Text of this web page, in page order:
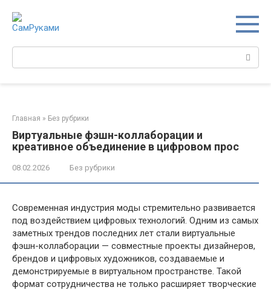
контенту
Главная » Без рубрики
Виртуальные фэшн-коллаборации и
креативное объединение в цифровом прос
08.02.2026 Без рубрики
Современная индустрия моды стремительно развивается
под воздействием цифровых технологий. Одним из самых
заметных трендов последних лет стали виртуальные
фэшн-коллаборации — совместные проекты дизайнеров,
брендов и цифровых художников, создаваемые и
демонстрируемые в виртуальном пространстве. Такой
формат сотрудничества не только расширяет творческие